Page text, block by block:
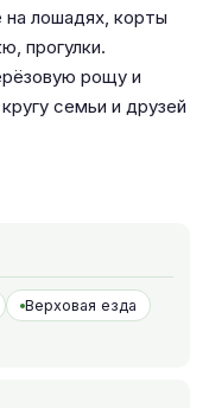
на лошадях, корты
прогулки.
рощу и
семьи и друзей
Верховая езда